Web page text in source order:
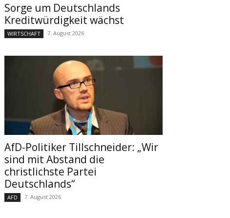
Sorge um Deutschlands
Kreditwürdigkeit wächst
WIRTSCHAFT 7. August 2026
AfD-Politiker Tillschneider: „Wir
sind mit Abstand die
christlichste Partei
Deutschlands“
AFD 7. August 2026